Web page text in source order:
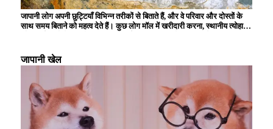
जापानी लोग अपनी छुट्टियाँ विभिन्न तरीकों से बिताते हैं, और वे परिवार और दोस्तों के
साथ समय बिताने को महत्व देते हैं। कुछ लोग मॉल में खरीदारी करना, स्थानीय त्योहारों
और आप हर मौसम के दृश्यों का आनंद ले सकते हैं। जापानी लोगों के लिए गर्म झरनों की
यात्रा करना भी अपनी छुट्टियां बिताने का एक तरीका है, और कई लोग अपने शरीर और
दिमाग को आराम देने के लिए वहां जाते हैं। बहुत से लोग अपना समय घर पर बिताना
पसंद करते हैं, और पढ़ने, फिल्में देखने और शौक में डूब जाना आम बात है।
जापानी खेल